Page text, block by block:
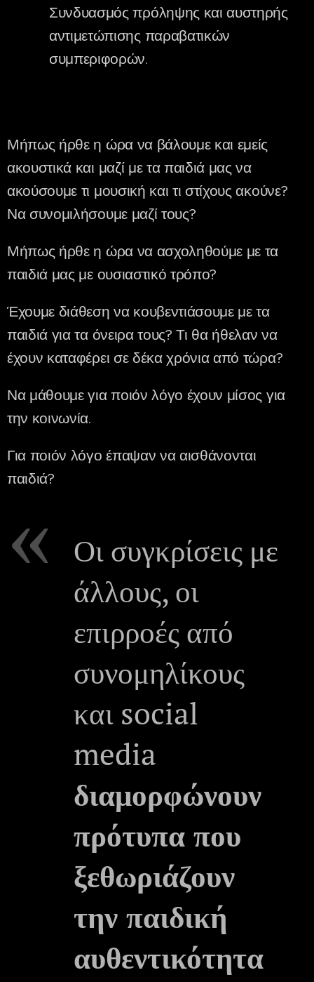
Συνδυασμός πρόληψης και αυστηρής
αντιμετώπισης παραβατικών
συμπεριφορών.
Μήπως ήρθε η ώρα να βάλουμε και εμείς
ακουστικά και μαζί με τα παιδιά μας να
ακούσουμε τι μουσική και τι στίχους ακούνε?
Να συνομιλήσουμε μαζί τους?
Μήπως ήρθε η ώρα να ασχοληθούμε με τα
παιδιά μας με ουσιαστικό τρόπο?
Έχουμε διάθεση να κουβεντιάσουμε με τα
παιδιά για τα όνειρα τους? Τι θα ήθελαν να
έχουν καταφέρει σε δέκα χρόνια από τώρα?
Να μάθουμε για ποιόν λόγο έχουν μίσος για
την κοινωνία.
Για ποιόν λόγο έπαψαν να αισθάνονται
παιδιά?
Οι συγκρίσεις με
άλλους, οι
επιρροές από
συνομηλίκους
και social
media
διαμορφώνουν
πρότυπα που
ξεθωριάζουν
την παιδική
αυθεντικότητα